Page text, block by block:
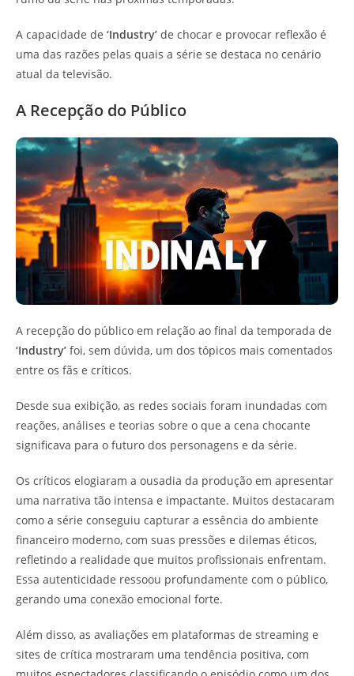
A capacidade de ‘Industry’ de chocar e provocar reflexão é
uma das razões pelas quais a série se destaca no cenário
atual da televisão.
A Recepção do Público
A recepção do público em relação ao final da temporada de
‘Industry’ foi, sem dúvida, um dos tópicos mais comentados
entre os fãs e críticos.
Desde sua exibição, as redes sociais foram inundadas com
reações, análises e teorias sobre o que a cena chocante
significava para o futuro dos personagens e da série.
Os críticos elogiaram a ousadia da produção em apresentar
uma narrativa tão intensa e impactante. Muitos destacaram
como a série conseguiu capturar a essência do ambiente
financeiro moderno, com suas pressões e dilemas éticos,
refletindo a realidade que muitos profissionais enfrentam.
Essa autenticidade ressoou profundamente com o público,
gerando uma conexão emocional forte.
Além disso, as avaliações em plataformas de streaming e
sites de crítica mostraram uma tendência positiva, com